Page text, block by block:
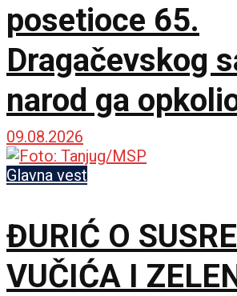
posetioce 65.
Dragačevskog
narod ga
ne veruje koliko
opušten
09.08.2026
Glavna vest
ĐURIĆ O
VUČIĆA I